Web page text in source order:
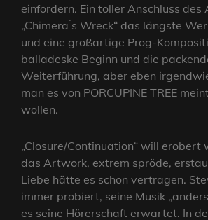
einfordern. Ein toller Anschluss des
„Chimera ́s Wreck“ das längste
und eine großartige Prog-
balladeske Beginn und die
Weiterführung, aber eben
man es von PORCUPINE TREE
wollen.
„Closure/Continuation“ will erobert
das Artwork, extrem spröde,
Liebe hätte es schon vertragen.
immer probiert, seine Musik
es seine Hörerschaft erwartet. In